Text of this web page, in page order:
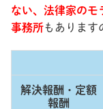
ない、法律家のモ
事務所もあります
解決報酬・定額
報酬